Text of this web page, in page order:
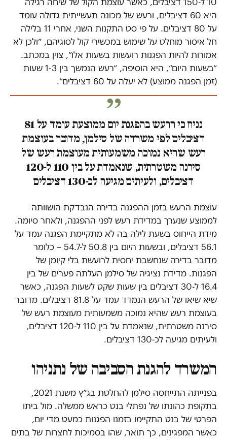
היא 60 דציבלים, ורעש של מכונה תעשייתית גדולה עומד
על 80 דציבלים. על פי סט התקנות השני, אחרי 11 בלילה
חל איסור מוחלט על שימוש במכשירי קול לסוגיהם, ״ולכן לא
אמורות להיות הפגנות רועשות בשעות אלו״, צוין במכתב.
״בשעות היום״, היא הוסיפה, ״רעש הנמשך בין 1-3 שעות
(זמן הפגנה ממוצע) לא יעלה על 60 דציבלים״.
נניח כי הרעש בהפגנת יום ממוצעת עומד על 81
דציבלים לפי משרדה של סילמן, מדובר בעוצמת
רעש שהיא נמוכה משמעותית מעוצמת רעש של
סירנה משטרתית, שנאמדת על בין 110 ל-120
דציבלים, ולעיתים מגיעה לכ-130 דציבלים
עוצמת הרעש בזמן ההפגנה בדירה הנבדקת הושוותה
לממוצע שנערך במדידת רעש לפני ההפגנה, ולאחר סיומה.
מידת הייחוס בשעת לילה בה לא מתקיימת הפגנה עמד על
56.1 דציבלים, ובשעות היום בין 50.8 ל-54.7 – כלומר
מדובר בדירה שנחשבת יחסית לרועשת בלי קיומן של
הפגנות. מדידת נציגיה של סילמן העלתה פערים של בין
16.4 ל-30 דציבלים בין שעות שקט לשעות הפגנה, כאשר
שיא שיאו של הרעש הנמדד עמד על 81.8 דציבלים. מדובר
בעוצמת רעש שהיא נמוכה משמעותית מעוצמת רעש של
סירנה משטרתית, שנאמדת על בין 110 ל-120 דציבלים,
ולעיתים מגיעה לכ-130 דציבלים.
המשרד להגנת הסביבה של נתניהו
בפנייתה התייחסה סילמן להחלטת בג״ץ משנת 2021,
בתקופת כהונתו של נפתלי בנט כראש ממשלה. מול ביתו
הפרטי של בנט התקיימו בזמנו הפגנות כמעט מדי יום,
כאשר המפגינים, כך תואר, שהו בסמיכות לחצרות של בתים